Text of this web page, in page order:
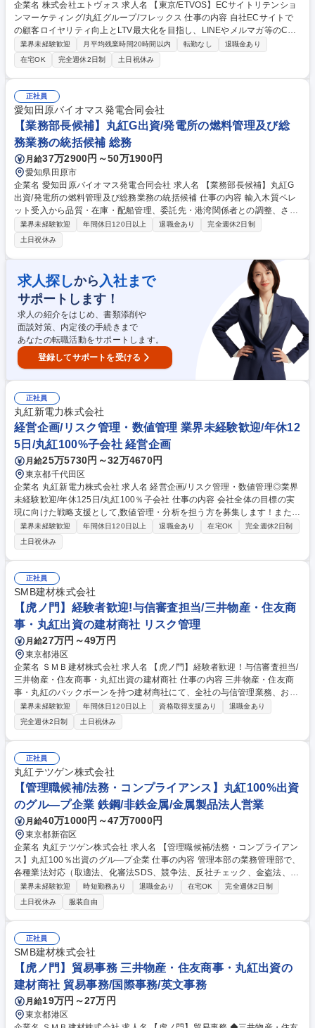
企業名 株式会社エトヴォス 求人名 【東京/ETVOS】ECサイトリテンショ
ンマーケティング/丸紅グループ/フレックス 仕事の内容 自社ECサイトで
の顧客ロイヤリティ向上とLTV最大化を目指し、LINEやメルマガ等のCR
M施策の企画立案から運用、効果検証まで一貫してお任せします。コスメ
D2C領域で裁量を持って働ける環境です。 ・LINE、メルマガの配信戦略
と全体シナリオの設計、立案 ・リピート購入やクロスセルを目的としたM
Aツール・配信システム運用 ・行動履歴起点での自動配信や休眠顧客への
再購入アプローチ ・クリエイティブの制作進行管理やクオリティコントロ
ール ・開封率、クリック率、CVR、引き上げ率などの数値分析、A/Bテス
ト等のPDCA実行 募集職種 【東京/ETVOS】ECサイトリテンションマー
ケティング/丸紅グループ/フレックス
業界未経験歓迎 月平均残業時間20時間以内 転勤なし
退職金あり
在宅OK
完全週休2日制 土日祝休み
正社員
愛知田原バイオマス発電合同会社
【業務部長候補】丸紅G出資/発電所の燃料管理及び総
務業務の統括候補 総務
月給37万2900円～50万1900円
愛知県田原市
企業名 愛知田原バイオマス発電合同会社 求人名 【業務部長候補】丸紅G
出資/発電所の燃料管理及び総務業務の統括候補 仕事の内容 輸入木質ペレ
ット受入から品質・在庫・配船管理、委託先・港湾関係者との調整、さら
に法令対応・契約・購買など燃料から総務領域までを一気通貫でマネジメ
ントいただきます。 現場とバックオフィスを横断し当社の 中核人材とし
て、リーダーシップを発揮できる方を募集します。 燃料業務では、ペレッ
トの受払・在庫管理や投入計画の策定、品質分析、燃料船の荷役調整、委
託先の管理、安全・環境対策を遂行します。 総務業務では、zaicoを用い
た購買管理、契約・価格交渉、各種法令（電気事業・消防・環境等）の許
認可対応、産廃処理の管理、行政・近隣住民との渉外、会計監査対応ま
で、幅広く発電所の運営を支えます。 募集職種 【業務部長候補】丸紅G出
資/発電所の燃料管理及び総務業務の統括候補
業界未経験歓迎 年間休日120日以上 退職金あり
完全週休2日制
土日祝休み
求人探しから 入社まで
サポートします！
求人の紹介をはじめ、書類添削や
面談対策、内定後の手続きまで
あなたの転職活動をサポートします。
登録してサポートを受ける
正社員
丸紅新電力株式会社
経営企画/リスク管理・数値管理 業界未経験歓迎/年休12
5日/丸紅100%子会社 経営企画
月給25万5730円～32万4670円
東京都千代田区
企業名 丸紅新電力株式会社 求人名 経営企画/リスク管理・数値管理◎業界
未経験歓迎/年休125日/丸紅100％子会社 仕事の内容 会社全体の目標の実
現に向けた戦略支援として,数値管理・分析を担う方を募集します！また,
安定的な電力事業の継続に不可欠であるリスクマネジメント業務(リスク
の分析・定量化等)も同時に担っていただきます。 【詳細】■電力・燃料ポ
ジションおよび各種リスク指標の集計・管理(日次/月次) ■予算作成および
予実管理(見通しのアップデート/差異分析等) ■営業部門や関連部門の数値
データの収集/加工/分析/レポート作成 ■各種社内プロジェクトの数値デー
タを用いたリスク分析・資料作成 ■業務プロセスの効率化/自動化/標準化
の検討 ■社内向け資料作成(Excel/PowerPoint) ■電力制度関連の情報整理/
社内手続き/事務処理 等 募集職種 経営企画/リスク管理・数値管理◎業界未
経験歓迎/年休125日/丸紅100％子会社
業界未経験歓迎 年間休日120日以上 退職金あり 在宅OK
完全週休2日制
土日祝休み
正社員
SMB建材株式会社
【虎ノ門】経験者歓迎!与信審査担当/三井物産・住友商
事・丸紅出資の建材商社 リスク管理
月給27万円～49万円
東京都港区
企業名 ＳＭＢ建材株式会社 求人名 【虎ノ門】経験者歓迎！与信審査担当/
三井物産・住友商事・丸紅出資の建材商社 仕事の内容 三井物産・住友商
事・丸紅のバックボーンを持つ建材商社にて、全社の与信管理業務、およ
び事業投資の実行と管理をお任せします。 【具体的には】 ■与信管理業務
（取引先リスク評価、信用調査、与信枠設定・モニタリング、債権保全）
■事業投資管理業務（新規事業投資案件の審査・分析、実行支援、投資後
のパフォーマンス管理） ■法務関連業務のサポート、契約関連の審査・管
理 【業務内容の変更の範囲】当社が定める業務内容 募集職種 【虎ノ門】
経験者歓迎！与信審査担当/三井物産・住友商事・丸紅出資の建材商社
業界未経験歓迎 年間休日120日以上 資格取得支援あり
退職金あり
完全週休2日制
土日祝休み
正社員
丸紅テツゲン株式会社
【管理職候補/法務・コンプライアンス】丸紅100%出資
のグル―プ企業 鉄鋼/非鉄金属/金属製品法人営業
月給40万1000円～47万7000円
東京都新宿区
企業名 丸紅テツゲン株式会社 求人名 【管理職候補/法務・コンプライアン
ス】丸紅100％出資のグル―プ企業 仕事の内容 管理本部の業務管理部で、
各種業法対応（取適法、化審法SDS、競争法、反社チェック、金盗法、産
業廃棄物処理、省エネ法、特定荷主、物流効率化法等）を中心に管理・牽
制を行っていただきます。 ■個別取引における業法のチェックと、可否の
判断 ■業法施行の際、情報を収集・分析し、社内体制を設計・構築・運用
■業法対応としての行政機関への登録作業、年度毎の報告等 ■客先の与信
管理、契約内容のチェック ■安全保障の観点での貿易取引に対するチェッ
ク ■商品ポジション管理業務 募集職種 【管理職候補/法務・コンプライア
ンス】丸紅100％出資のグル―プ企業
業界未経験歓迎 時短勤務あり 退職金あり 在宅OK
完全週休2日制
土日祝休み
服装自由
正社員
SMB建材株式会社
【虎ノ門】貿易事務 三井物産・住友商事・丸紅出資の
建材商社 貿易事務/国際事務/英文事務
月給19万円～27万円
東京都港区